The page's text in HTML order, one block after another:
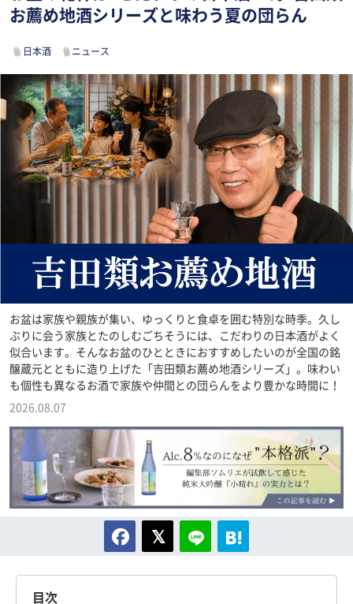
お薦め地酒シリーズと味わう夏の団らん
日本酒 ニュース
お盆は家族や親族が集い、ゆっくりと食卓を囲む特別な時季。久し
ぶりに会う家族とたのしむごちそうには、こだわりの日本酒がよく
似合います。そんなお盆のひとときにおすすめしたいのが全国の銘
醸蔵元とともに造り上げた「吉田類お薦め地酒シリーズ」。味わい
も個性も異なるお酒で家族や仲間との団らんをより豊かな時間に！
2026.08.07
目次